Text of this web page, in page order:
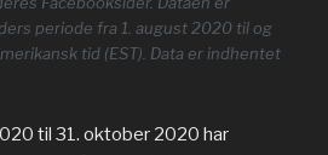
periode fra 1. august 2020 til og
tid (EST). Data er indhentet
til 31. oktober 2020 har